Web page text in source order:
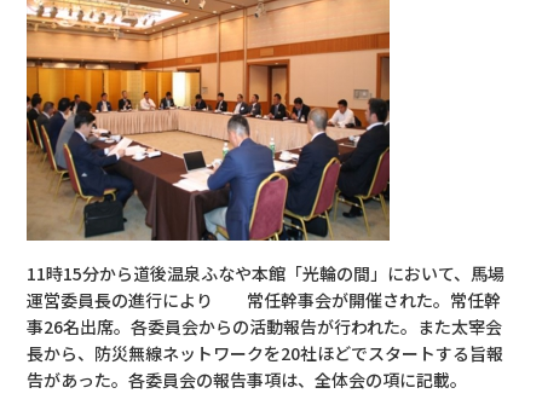
11時15分から道後温泉ふなや本館「光輪の間」において、馬場
運営委員長の進行により 常任幹事会が開催された。常任幹
事26名出席。各委員会からの活動報告が行われた。また太宰会
長から、防災無線ネットワークを20社ほどでスタートする旨報
告があった。各委員会の報告事項は、全体会の項に記載。